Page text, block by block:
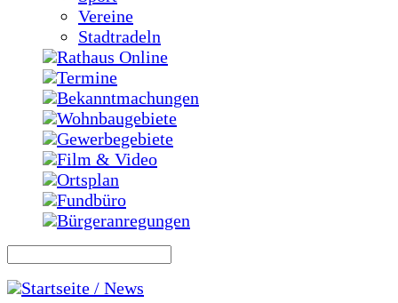
Vereine
Stadtradeln
Rathaus Online
Termine
Bekanntmachungen
Wohnbaugebiete
Gewerbegebiete
Film & Video
Ortsplan
Fundbüro
Bürgeranregungen
Startseite / News